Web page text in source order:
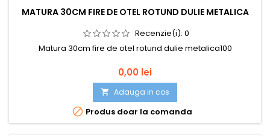
MATURA 30CM FIRE DE OTEL ROTUND DULIE METALICA
Recenzie(i): 0
Matura 30cm fire de otel rotund dulie metalica100
Pret
0,00 lei
 Adauga in cos
 Produs doar la comanda